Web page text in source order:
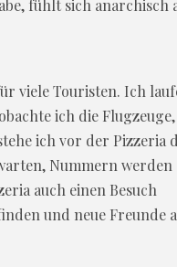
fühlt sich anarchisch
viele Touristen. Ich
ich die
ich vor der Pizzeria
Nummern werden
auch einen Besuch
und neue Freunde